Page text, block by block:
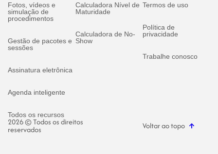
Fotos, vídeos e
simulação de
procedimentos
Gestão de pacotes e
sessões
Assinatura eletrônica
Agenda inteligente
Todos os recursos
Calculadora Nível de
Maturidade
Calculadora de No-
Show
Termos de uso
Política de
privacidade
Trabalhe conosco
2026 © Todos os direitos
reservados Voltar ao topo